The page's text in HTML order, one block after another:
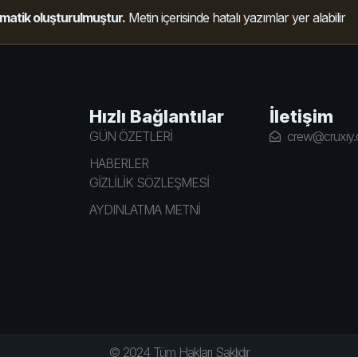
oluşturulmuştur. Metin içerisinde hatalı yazımlar yer alabilir
Hızlı Bağlantılar
GÜN ÖZETLERİ
HABERLER
GİZLİLİK SÖZLEŞMESİ
AYDINLATMA METNİ
İletişim
© 2024 Tüm Hakları Saklıdır